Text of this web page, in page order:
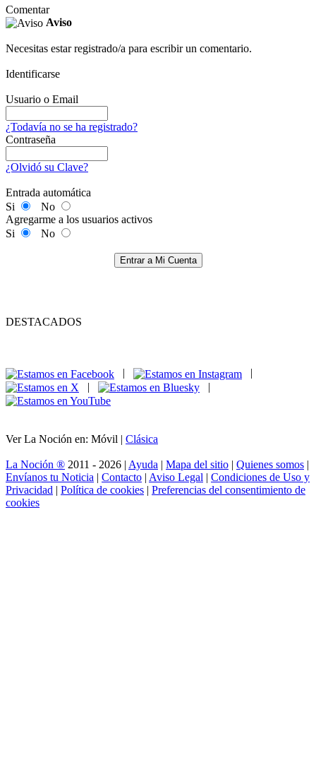
Comentar
Aviso
Necesitas estar registrado/a para escribir un comentario.
Identificarse
Usuario o Email
¿Todavía no se ha registrado?
Contraseña
¿Olvidó su Clave?
Entrada automática
Si
No
Agregarme a los usuarios activos
Si
No
Entrar a Mi Cuenta
DESTACADOS
|
|
Ver La Noción en: Móvil | Clásica
La Noción ® 2011 - 2026 | Ayuda | Mapa del sitio | Quienes somos |
Envíanos tu Noticia | Contacto | Aviso Legal | Condiciones de Uso y
Privacidad | Política de cookies | Preferencias del consentimiento de
cookies